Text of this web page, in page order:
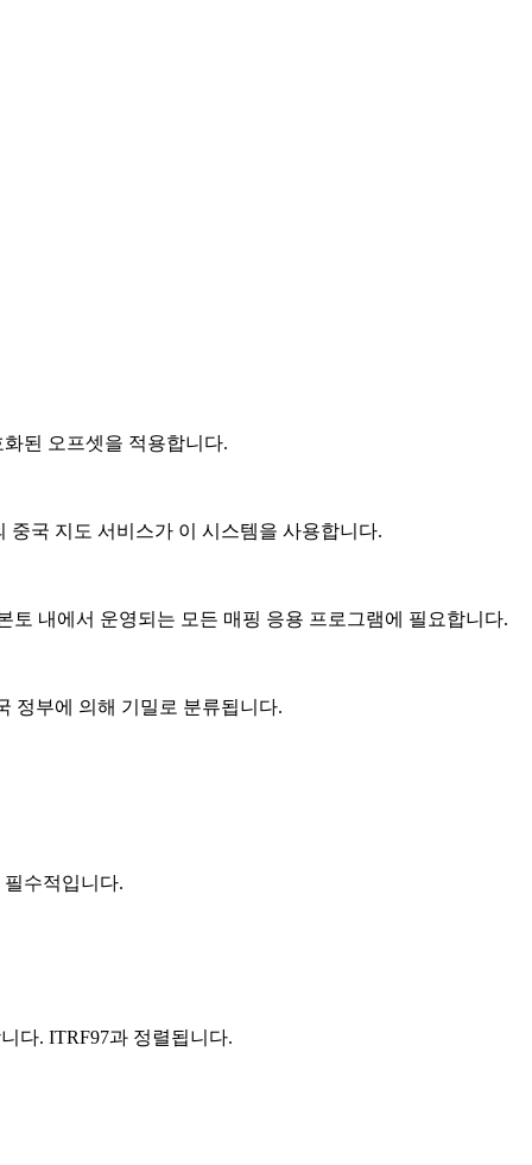
된 오프셋을 적용합니다.
중국 지도 서비스가 이 시스템을 사용합니다.
토 내에서 운영되는 모든 매핑 응용 프로그램에 필요합니다.
정부에 의해 기밀로 분류됩니다.
필수적입니다.
다. ITRF97과 정렬됩니다.